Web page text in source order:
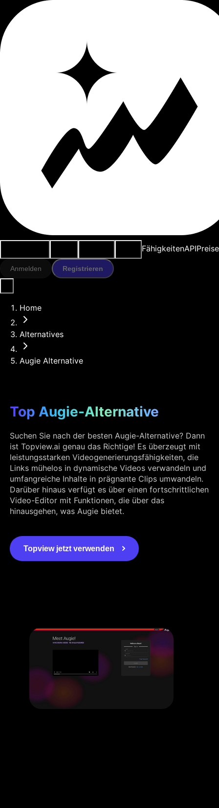
FähigkeitenAPIPreise
Anmelden Registrieren
Home
Alternatives
Augie Alternative
Top Augie-Alternative
Suchen Sie nach der besten Augie-Alternative? Dann
ist Topview.ai genau das Richtige! Es überzeugt mit
leistungsstarken Videogenerierungsfähigkeiten, die
Links mühelos in dynamische Videos verwandeln und
umfangreiche Inhalte in prägnante Clips umwandeln.
Darüber hinaus verfügt es über einen fortschrittlichen
Video-Editor mit Funktionen, die über das
hinausgehen, was Augie bietet.
Topview jetzt verwenden